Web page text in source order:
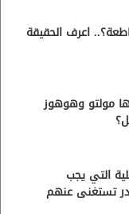
اعرف الحقيقة
مولتو وهوهوز
التي يجب